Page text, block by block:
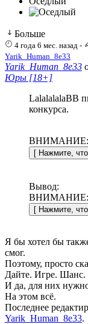
Больше
4 года 6 мес. назад -
Yarik_Human_8e33
Yarik_Human_8e33
Юры [18+]
LalalalalaBB
конкурса.
ВНИМАНИЕ:
Вывод:
ВНИМАНИЕ:
Я бы хотел бы
смог.
Поэтому, просто
Дайте. Игре. Шанс.
И да, для них
На этом всё.
Последнее
Yarik_Human_8e33.